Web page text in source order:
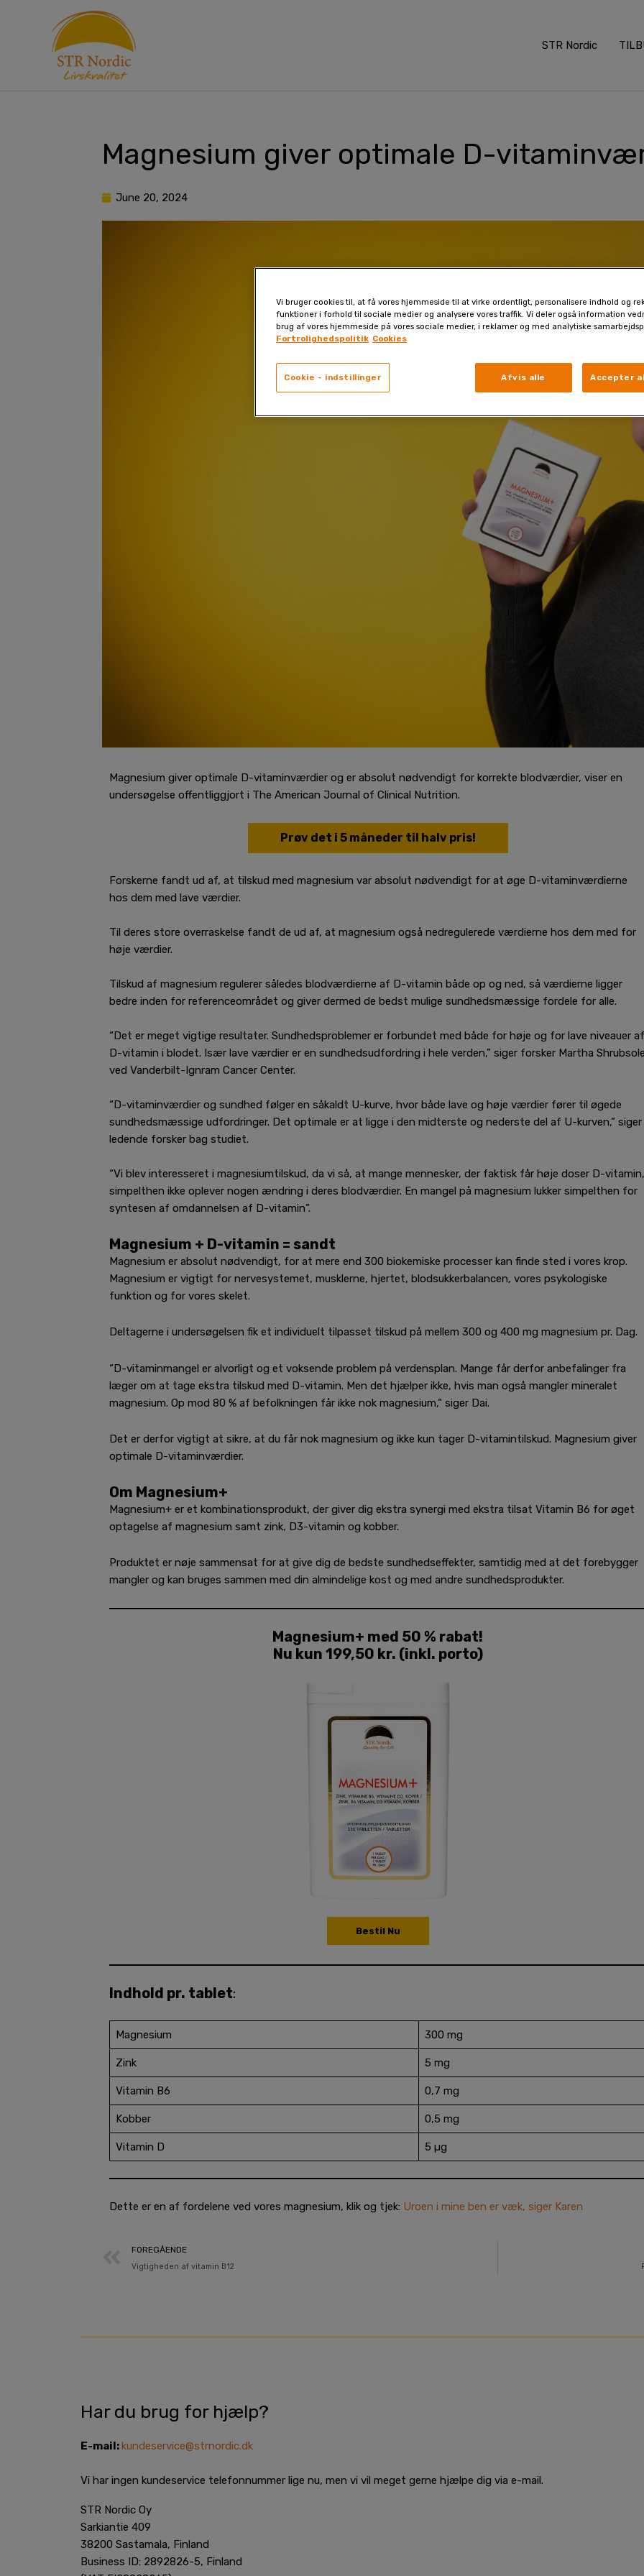
STR Nordic
Magnesium giver optimale D-
June 20, 2024
Magnesium giver optimale D-vitaminværdier og er absolut nødvendigt for korrekte blodværdier, viser en
undersøgelse offentliggjort i The American Journal of Clinical Nutrition.
Prøv det i 5 måneder til halv pris!
Forskerne fandt ud af, at tilskud med magnesium var absolut nødvendigt for at øge D-vitaminværdierne
hos dem med lave værdier.
Til deres store overraskelse fandt de ud af, at magnesium også nedregulerede værdierne hos dem med for
høje værdier.
Tilskud af magnesium regulerer således blodværdierne af D-vitamin både op og ned, så værdierne ligger
bedre inden for referenceområdet og giver dermed de bedst mulige sundhedsmæssige fordele for alle.
“Det er meget vigtige resultater. Sundhedsproblemer er forbundet med både for høje og for lave niveauer af
D-vitamin i blodet. Især lave værdier er en sundhedsudfordring i hele verden,” siger forsker Martha Shrubsole
ved Vanderbilt-Ignram Cancer Center.
“D-vitaminværdier og sundhed følger en såkaldt U-kurve, hvor både lave og høje værdier fører til øgede
sundhedsmæssige udfordringer. Det optimale er at ligge i den midterste og nederste del af U-kurven,” siger
ledende forsker bag studiet.
“Vi blev interesseret i magnesiumtilskud, da vi så, at mange mennesker, der faktisk får høje doser D-vitamin,
simpelthen ikke oplever nogen ændring i deres blodværdier. En mangel på magnesium lukker simpelthen for
syntesen af ​​omdannelsen af ​​D-vitamin”.
Magnesium + D-vitamin = sandt
Magnesium er absolut nødvendigt, for at mere end 300 biokemiske processer kan finde sted i vores krop.
Magnesium er vigtigt for nervesystemet, musklerne, hjertet, blodsukkerbalancen, vores psykologiske
funktion og for vores skelet.
Deltagerne i undersøgelsen fik et individuelt tilpasset tilskud på mellem 300 og 400 mg magnesium pr. Dag.
“D-vitaminmangel er alvorligt og et voksende problem på verdensplan. Mange får derfor anbefalinger fra
læger om at tage ekstra tilskud med D-vitamin. Men det hjælper ikke, hvis man også mangler mineralet
magnesium. Op mod 80 % af befolkningen får ikke nok magnesium,” siger Dai.
Det er derfor vigtigt at sikre, at du får nok magnesium og ikke kun tager D-vitamintilskud. Magnesium giver
optimale D-vitaminværdier.
Om Magnesium+
Magnesium+ er et kombinationsprodukt, der giver dig ekstra synergi med ekstra tilsat Vitamin B6 for øget
optagelse af magnesium samt zink, D3-vitamin og kobber.
Produktet er nøje sammensat for at give dig de bedste sundhedseffekter, samtidig med at det forebygger
mangler og kan bruges sammen med din almindelige kost og med andre sundhedsprodukter.
Magnesium+ med 50 % rabat!
Nu kun 199,50 kr. (inkl. porto)
Bestil Nu
Indhold pr. tablet:
Magnesium 300 mg
Zink 5 mg
Vitamin B6 0,7 mg
Kobber 0,5 mg
Vitamin D 5 µg
Dette er en af ​​fordelene ved vores magnesium, klik og tjek: Uroen i mine ben er væk, siger Karen
Prev
FOREGÅENDE
Vigtigheden af ​​vitamin B12
Har du brug for hjælp?
E-mail:kundeservice@strnordic.dk
Vi har ingen kundeservice telefonnummer lige nu, men vi vil meget gerne hjælpe dig via e-mail.
STR Nordic Oy
Sarkiantie 409
38200 Sastamala, Finland
Business ID: 2892826-5, Finland
Vi bruger cookies til, at få vores hjemmeside til at virke ordentligt, personalisere indhold og
funktioner i forhold til sociale medier og analysere vores traffik. Vi deler også information
brug af vores hjemmeside på vores sociale medier, i reklamer og med analytiske
Fortrolighedspolitik Cookies
Cookie - indstillinger Afvis alle Accepter